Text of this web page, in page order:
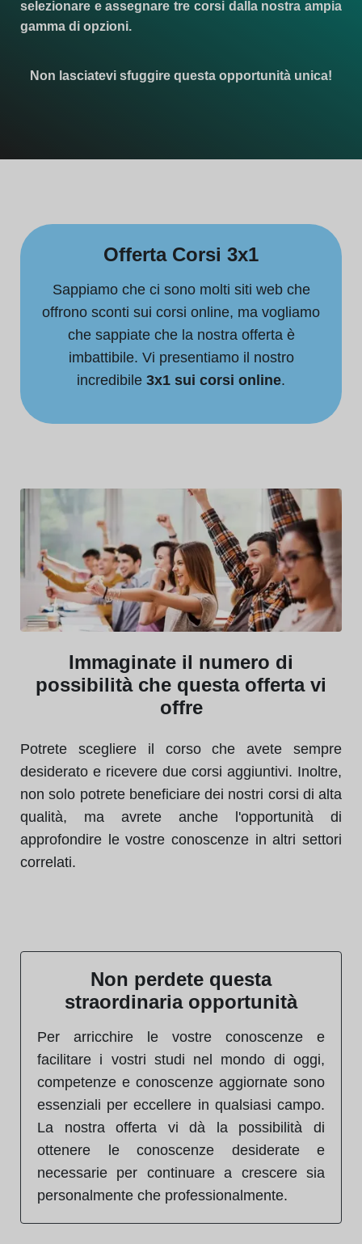
selezionare e assegnare tre corsi dalla nostra ampia
gamma di opzioni.
Non lasciatevi sfuggire questa opportunità unica!
Offerta Corsi 3x1
Sappiamo che ci sono molti siti web che
offrono sconti sui corsi online, ma vogliamo
che sappiate che la nostra offerta è
imbattibile. Vi presentiamo il nostro
incredibile 3x1 sui corsi online.
Immaginate il numero di
possibilità che questa offerta vi
offre
Potrete scegliere il corso che avete sempre
desiderato e ricevere due corsi aggiuntivi. Inoltre,
non solo potrete beneficiare dei nostri corsi di alta
qualità, ma avrete anche l'opportunità di
approfondire le vostre conoscenze in altri settori
correlati.
Non perdete questa
straordinaria opportunità
Per arricchire le vostre conoscenze e
facilitare i vostri studi nel mondo di oggi,
competenze e conoscenze aggiornate sono
essenziali per eccellere in qualsiasi campo.
La nostra offerta vi dà la possibilità di
ottenere le conoscenze desiderate e
necessarie per continuare a crescere sia
personalmente che professionalmente.